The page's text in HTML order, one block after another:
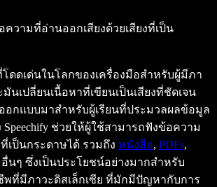
วามที่อ่านออกเสียงด้วยเสียงที่เป็น
โดดเด่นในโลกของเครื่องมือสำหรับผู้มีภา
มันเปลี่ยนเนื้อหาที่เขียนเป็นเสียงที่ชัดเจน
อกแบบมาสำหรับผู้เรียนที่ประมวลผลข้อมูล
ช่วยให้ผู้ใช้สามารถฟังข้อความ
ป็นกระดาษได้ รวมถึง หนังสือ, PDFs,
นๆ ซึ่งเป็นประโยชน์อย่างมากสำหรับ
พที่มีภาวะดิสเล็กเซีย ที่มักมีปัญหากับการ